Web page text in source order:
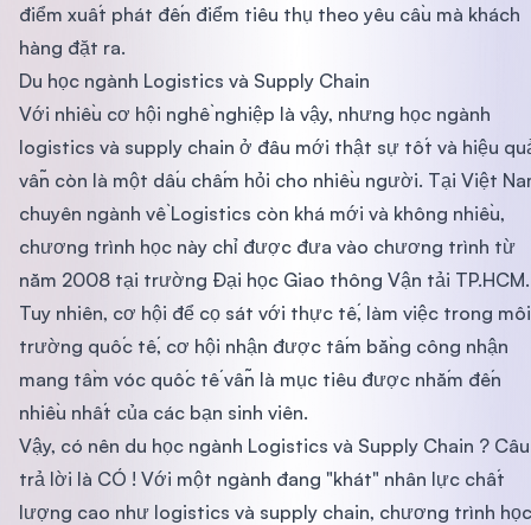
điểm xuất phát đến điểm tiêu thụ theo yêu cầu mà khách
hàng đặt ra.
Du học ngành Logistics và Supply Chain
Với nhiều cơ hội nghề nghiệp là vậy, nhưng học ngành
logistics và supply chain ở đâu mới thật sự tốt và hiệu
vẫn còn là một dấu chấm hỏi cho nhiều người. Tại Việt
chuyên ngành về Logistics còn khá mới và không nhiều,
chương trình học này chỉ được đưa vào chương trình từ
năm 2008 tại trường Đại học Giao thông Vận tải TP.HCM.
Tuy nhiên, cơ hội để cọ sát với thực tế, làm việc trong môi
trường quốc tế, cơ hội nhận được tấm bằng công nhận
mang tầm vóc quốc tế vẫn là mục tiêu được nhắm đến
nhiều nhất của các bạn sinh viên.
Vậy, có nên du học ngành Logistics và Supply Chain ? Câu
trả lời là CÓ ! Với một ngành đang "khát" nhân lực chất
lượng cao như logistics và supply chain, chương trình học